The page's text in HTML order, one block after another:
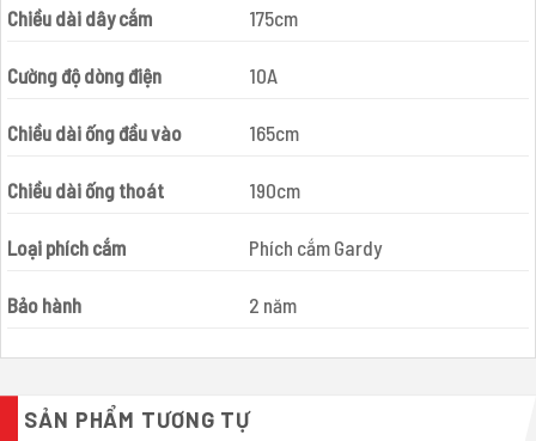
Chiều dài dây cắm 175cm
Cường độ dòng điện 10A
Chiều dài ống đầu vào 165cm
Chiều dài ống thoát 190cm
Loại phích cắm Phích cắm Gardy
Bảo hành 2 năm
SẢN PHẨM TƯƠNG TỰ